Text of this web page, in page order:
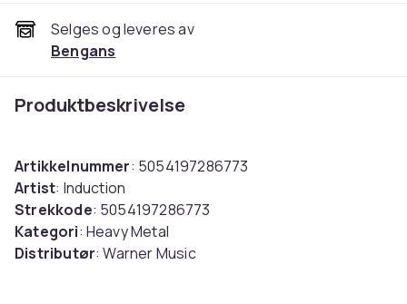
Selges og leveres av
Bengans
Produktbeskrivelse
Artikkelnummer: 5054197286773
Artist: Induction
Strekkode: 5054197286773
Kategori: Heavy Metal
Distributør: Warner Music